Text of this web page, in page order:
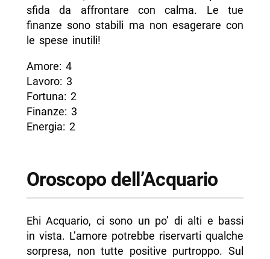
sfida da affrontare con calma. Le tue
finanze sono stabili ma non esagerare con
le spese inutili!
Amore: 4
Lavoro: 3
Fortuna: 2
Finanze: 3
Energia: 2
Oroscopo dell’Acquario
Ehi Acquario, ci sono un po’ di alti e bassi
in vista. L’amore potrebbe riservarti qualche
sorpresa, non tutte positive purtroppo. Sul